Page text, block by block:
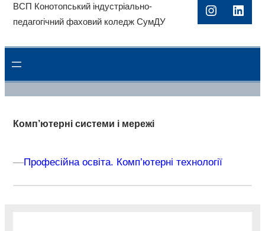
ВСП Конотопський індустріально-
педагогічний фаховий коледж СумДУ
Комп’ютерні системи і мережі
––Професійна освіта. Комп’ютерні технології